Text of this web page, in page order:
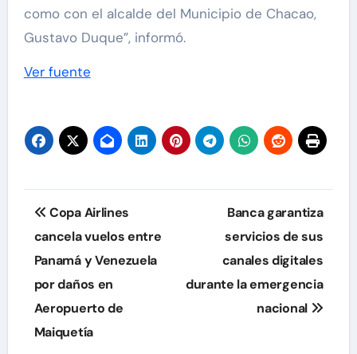
como con el alcalde del Municipio de Chacao,
Gustavo Duque”, informó.
Ver fuente
Navegación
de
entradas
Copa Airlines
cancela vuelos entre
Panamá y Venezuela
por daños en
Aeropuerto de
Maiquetía
Banca garantiza
servicios de sus
canales digitales
durante la emergencia
nacional